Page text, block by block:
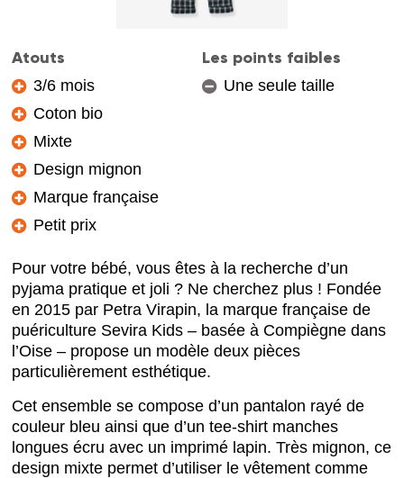
Atouts
3/6 mois
Coton bio
Mixte
Design mignon
Marque française
Petit prix
Les points faibles
Une seule taille
Pour votre bébé, vous êtes à la recherche d’un
pyjama pratique et joli ? Ne cherchez plus ! Fondée
en 2015 par Petra Virapin, la marque française de
puériculture Sevira Kids – basée à Compiègne dans
l’Oise – propose un modèle deux pièces
particulièrement esthétique.
Cet ensemble se compose d’un pantalon rayé de
couleur bleu ainsi que d’un tee-shirt manches
longues écru avec un imprimé lapin. Très mignon, ce
design mixte permet d’utiliser le vêtement comme